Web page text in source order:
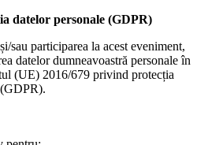
datelor personale (GDPR)
sau participarea la acest eveniment,
datelor dumneavoastră personale în
(UE) 2016/679 privind protecția